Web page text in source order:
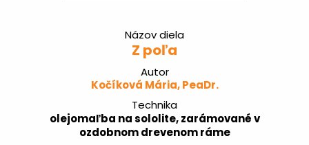
Názov diela
Z poľa
Autor
Kočíková Mária, PeaDr.
Technika
olejomaľba na sololite, zarámované v
ozdobnom drevenom ráme